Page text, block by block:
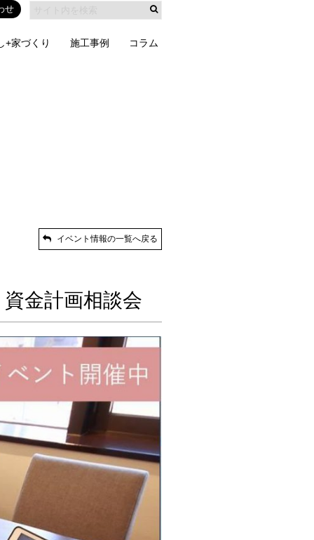
せ
+家づくり 施工事例 コラム
イベント情報の一覧へ戻る
金計画相談会